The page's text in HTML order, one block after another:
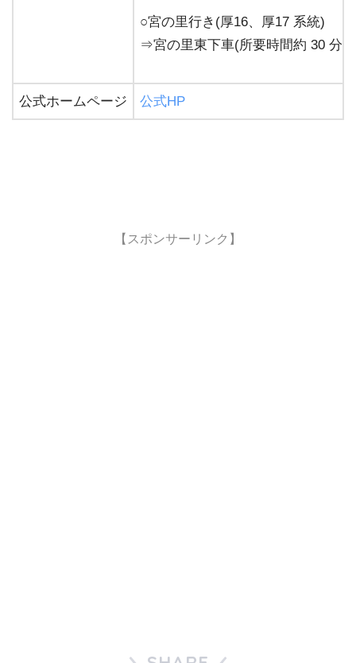
○宮の里行き(厚16、厚17 系統)
⇒宮の里東下車(所要時間約 30 分)
公式ホームページ 公式HP
【スポンサーリンク】